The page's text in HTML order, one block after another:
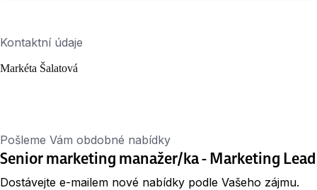
Kontaktní údaje
Markéta Šalatová
Pošleme Vám obdobné nabídky
Senior marketing manažer/ka - Marketing Lead
Dostávejte e-mailem nové nabídky podle Vašeho zájmu.